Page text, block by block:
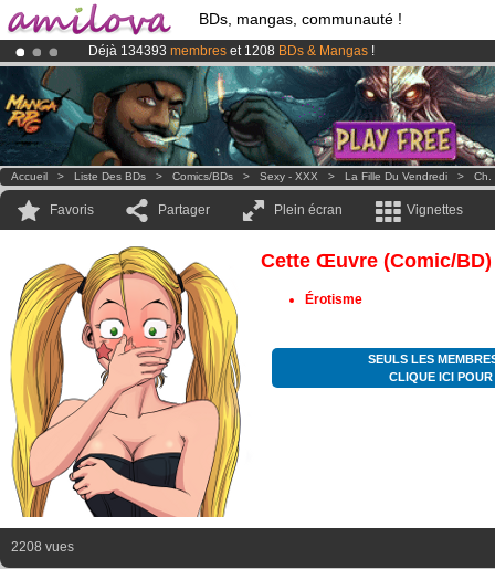
BDs, mangas, communauté !
Déjà 134393 membres et 1208 BDs & Mangas !
Abonnement premium: à partir de3.95 eurospar mois !Clique ici
LeKickstarter Amilova est désormais lancé
Accueil > Liste Des BDs > Comics/BDs > Sexy - XXX > La Fille Du Vendredi > Ch.
Favoris Partager Plein écran Vignettes
Cette Œuvre (comic/
Érotisme
SEULS LES
CLIQUE ICI
2208 vues